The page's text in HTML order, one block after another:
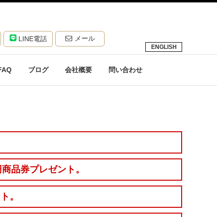
LINE電話 メール
ENGLISH
ブログ 会社概要 問い合わせ
品券プレゼント。
。